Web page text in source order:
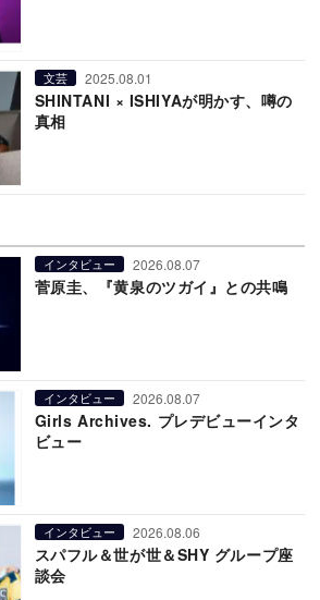
文芸 2025.08.01
SHINTANI × ISHIYAが明かす、噂の
真相
インタビュー 2026.08.07
菅原圭、『黄泉のツガイ』との共鳴
インタビュー 2026.08.07
Girls Archives. プレデビューインタ
ビュー
インタビュー 2026.08.06
スパフル＆世が世＆SHY グループ座
談会